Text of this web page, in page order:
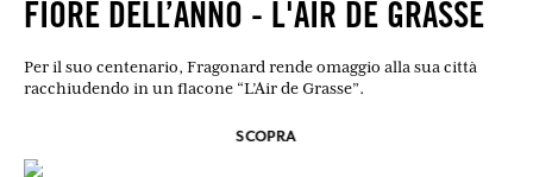
FIORE DELL’ANNO - L'AIR DE GRASSE
Per il suo centenario, Fragonard rende omaggio alla sua città
racchiudendo in un flacone “L’Air de Grasse”.
SCOPRA